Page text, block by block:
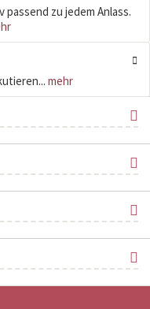
zu jedem Anlass.
mehr